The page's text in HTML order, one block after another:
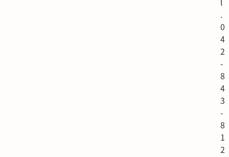
.
0
4
2
-
8
4
3
-
8
1
2